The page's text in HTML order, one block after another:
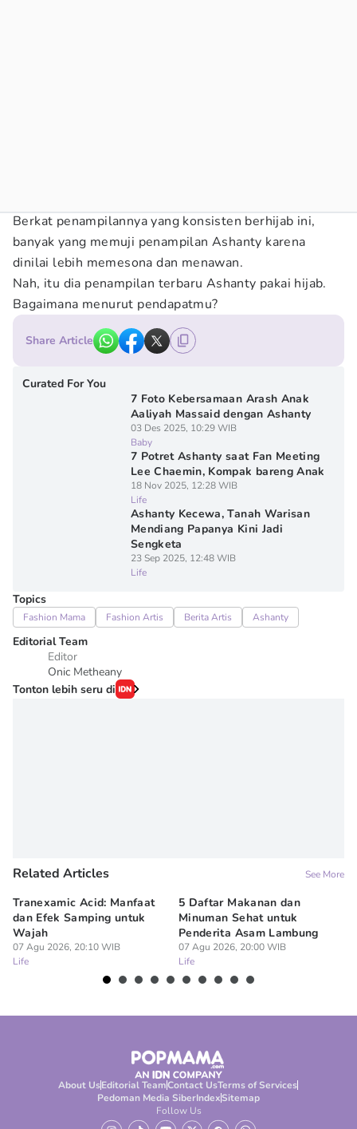
Berkat penampilannya yang konsisten berhijab ini,
banyak yang memuji penampilan Ashanty karena
dinilai lebih memesona dan menawan.
Nah, itu dia penampilan terbaru Ashanty pakai hijab.
Bagaimana menurut pendapatmu?
Share Article
Curated For You
7 Foto Kebersamaan Arash Anak
Aaliyah Massaid dengan Ashanty
03 Des 2025, 10:29 WIB
Baby
7 Potret Ashanty saat Fan Meeting
Lee Chaemin, Kompak bareng Anak
18 Nov 2025, 12:28 WIB
Life
Ashanty Kecewa, Tanah Warisan
Mendiang Papanya Kini Jadi
Sengketa
23 Sep 2025, 12:48 WIB
Life
Topics
Fashion Mama Fashion Artis Berita Artis Ashanty
Editorial Team
Editor
Onic Metheany
Tonton lebih seru di
Related Articles See More
Tranexamic Acid: Manfaat
dan Efek Samping untuk
Wajah
07 Agu 2026, 20:10 WIB
Life
5 Daftar Makanan dan
Minuman Sehat untuk
Penderita Asam Lambung
07 Agu 2026, 20:00 WIB
Life
About UsEditorial TeamContact UsTerms of Services
Pedoman Media SiberIndexSitemap
Follow Us